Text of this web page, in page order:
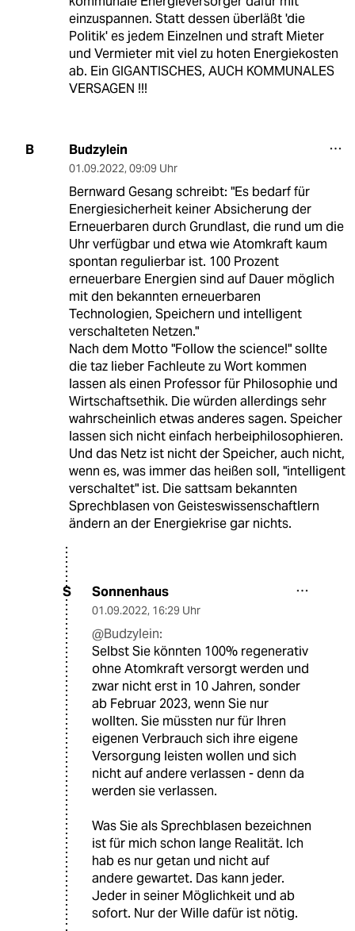
einzuspannen. Statt dessen überläßt 'die
Politik' es jedem Einzelnen und straft Mieter
und Vermieter mit viel zu hoten Energiekosten
ab. Ein GIGANTISCHES, AUCH KOMMUNALES
VERSAGEN !!!
B Budzylein
01.09.2022, 09:09 Uhr
Bernward Gesang schreibt: "Es bedarf für
Energiesicherheit keiner Absicherung der
Erneuerbaren durch Grundlast, die rund um die
Uhr verfügbar und etwa wie Atomkraft kaum
spontan regulierbar ist. 100 Prozent
erneuerbare Energien sind auf Dauer möglich
mit den bekannten erneuerbaren
Technologien, Speichern und intelligent
verschalteten Netzen."
Nach dem Motto "Follow the science!" sollte
die taz lieber Fachleute zu Wort kommen
lassen als einen Professor für Philosophie und
Wirtschaftsethik. Die würden allerdings sehr
wahrscheinlich etwas anderes sagen. Speicher
lassen sich nicht einfach herbeiphilosophieren.
Und das Netz ist nicht der Speicher, auch nicht,
wenn es, was immer das heißen soll, "intelligent
verschaltet" ist. Die sattsam bekannten
Sprechblasen von Geisteswissenschaftlern
ändern an der Energiekrise gar nichts.
S Sonnenhaus
01.09.2022, 16:29 Uhr
@Budzylein:
Selbst Sie könnten 100% regenerativ
ohne Atomkraft versorgt werden und
zwar nicht erst in 10 Jahren, sonder
ab Februar 2023, wenn Sie nur
wollten. Sie müssten nur für Ihren
eigenen Verbrauch sich ihre eigene
Versorgung leisten wollen und sich
nicht auf andere verlassen - denn da
werden sie verlassen.
Was Sie als Sprechblasen bezeichnen
ist für mich schon lange Realität. Ich
hab es nur getan und nicht auf
andere gewartet. Das kann jeder.
Jeder in seiner Möglichkeit und ab
sofort. Nur der Wille dafür ist nötig.